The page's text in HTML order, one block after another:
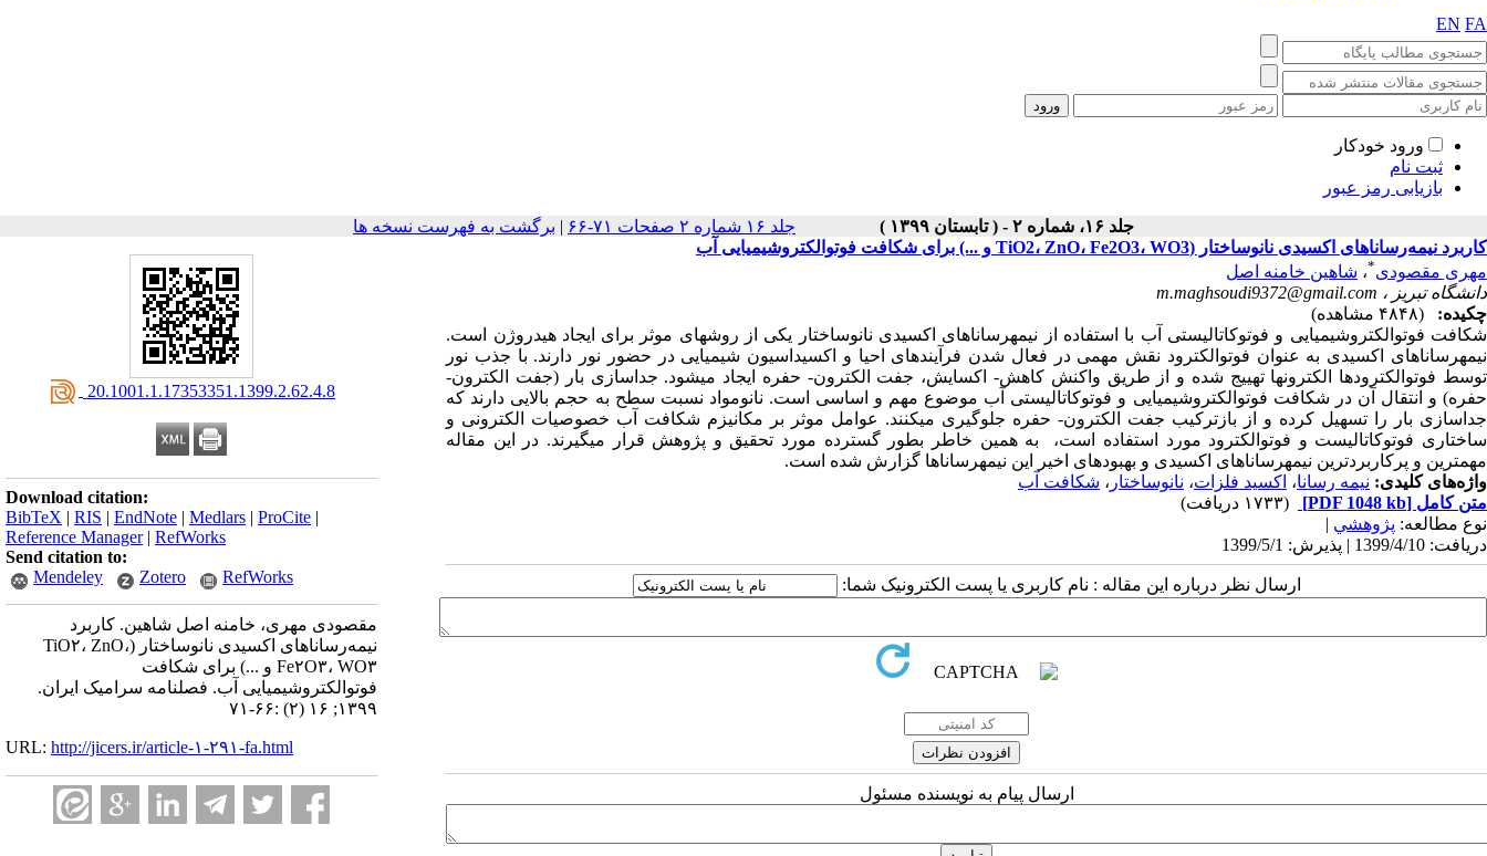
EN FA
ورود خودکار
ثبت نام
بازیابی رمز عبور
جلد ۱۶، شماره ۲ - ( تابستان ۱۳۹۹ ) جلد ۱۶ شماره ۲ صفحات ۷۱-۶۶ | برگشت به فهرست نسخه ها
‎ 20.1001.1.17353351.1399.2.62.4.8
Download citation:
BibTeX | RIS | EndNote | Medlars | ProCite |
Reference Manager| RefWorks
Send citation to:
Mendeley
Zotero RefWorks
مقصودی مهری، خامنه اصل شاهین. کاربرد
نیمه‌رساناهای اکسیدی نانوساختار (TiO۲، ZnO،
Fe۲O۳، WO۳ و ...) برای شکافت
فوتوالکتروشیمیایی آب. فصلنامه سرامیک ایران.
۱۳۹۹; ۱۶ (۲) :۶۶-۷۱
URL: http://jicers.ir/article-۱-۲۹۱-fa.html
کاربرد نیمه‌رساناهای اکسیدی نانوساختار (TiO2، ZnO، Fe2O3، WO3 و ...) برای شکافت فوتوالکتروشیمیایی آب
مهری مقصودی*، شاهین خامنه اصل
دانشگاه تبریز ، m.maghsoudi9372@gmail.com
چکیده:
(۴۸۴۸ مشاهده)
شکافت فوتوالکتروشیمیایی و فوتوکاتالیستی آب با استفاده از نیمه­رساناهای اکسیدی نانوساختار یکی از روش­های موثر برای ایجاد هیدروژن است.
نیمه­رساناهای اکسیدی به عنوان فوتوالکترود نقش مهمی در فعال شدن فرآیندهای احیا و اکسیداسیون شیمیایی در حضور نور دارند. با جذب نور
توسط فوتوالکترودها الکترون­ها تهییج شده و از طریق واکنش کاهش- اکسایش، جفت الکترون- حفره ایجاد می­شود. جداسازی بار (جفت الکترون-
حفره) و انتقال آن در شکافت فوتوالکتروشیمیایی و فوتوکاتالیستی آب موضوع مهم و اساسی است. نانومواد نسبت سطح به حجم بالایی دارند که
جداسازی بار را تسهیل کرده و از بازترکیب جفت الکترون- حفره جلوگیری می­کنند. عوامل موثر بر مکانیزم شکافت آب خصوصیات الکترونی و
ساختاری فوتوکاتالیست و فوتوالکترود مورد استفاده است، به همین خاطر بطور گسترده مورد تحقیق و پژوهش قرار می­گیرند. در این مقاله
مهمترین و پرکاربردترین نیمه­رساناهای اکسیدی و بهبودهای اخیر این نیمه­رساناها گزارش شده است.
واژه‌های کلیدی: نیمه رسانا، اکسید فلزات، نانوساختار ، شکافت آب
متن کامل [PDF 1048 kb]
(۱۷۳۳ دریافت)
نوع مطالعه: پژوهشي |
دریافت: 1399/4/10 | پذیرش: 1399/5/1
ارسال نظر درباره این مقاله : نام کاربری یا پست الکترونیک شما:
ارسال پیام به نویسنده مسئول